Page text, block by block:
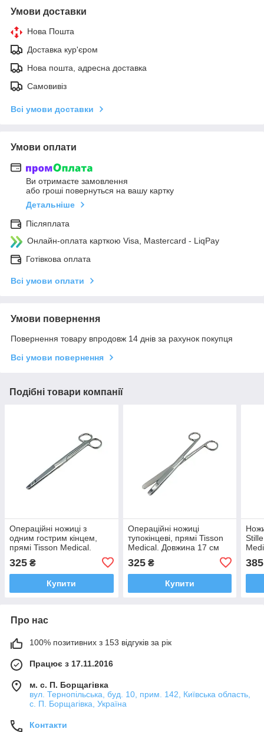
Умови доставки
Нова Пошта
Доставка кур'єром
Нова пошта, адресна доставка
Самовивіз
Всі умови доставки
Умови оплати
Ви отримаєте замовлення
або гроші повернуться на вашу картку
Детальніше
Післяплата
Онлайн-оплата карткою Visa, Mastercard - LiqPay
Готівкова оплата
Всі умови оплати
Умови повернення
Повернення товару впродовж 14 днів за рахунок покупця
Всі умови повернення
Подібні товари компанії
Операційні ножиці з
одним гострим кінцем,
прямі Tisson Medical.
325 ₴
Купити
Операційні ножиці
тупокінцеві, прямі Tisson
Medical. Довжина 17 см
325₴
Купити
385
Про нас
100% позитивних з 153 відгуків за рік
Працює з 17.11.2016
м. с. П. Борщагівка
вул. Тернопільська, буд. 10, прим. 142, Київська область,
с. П. Борщагівка, Україна
Контакти